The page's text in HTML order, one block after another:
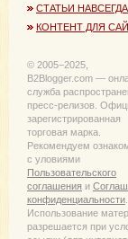
СТАТЬИ НАВСЕГДА
КОНТЕНТ ДЛЯ
© 2005−2025,
B2Blogger.com —
служба
пресс-релизов.
зарегистрированная
торговая марка.
Рекомендуем
с уловиями
Пользовательского
соглашения и
конфиденциальности
Использование
разрешается при